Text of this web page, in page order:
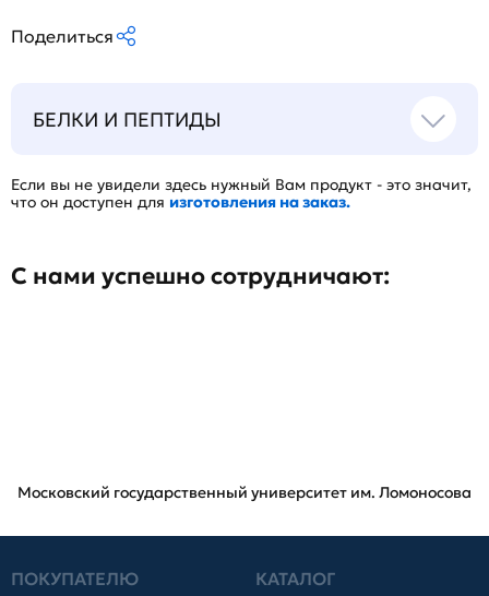
Поделиться
БЕЛКИ И ПЕПТИДЫ
Если вы не увидели здесь нужный Вам продукт - это значит,
что он доступен для изготовления на заказ.
С нами успешно сотрудничают:
Московский государственный университет им. Ломоносова
ПОКУПАТЕЛЮ КАТАЛОГ